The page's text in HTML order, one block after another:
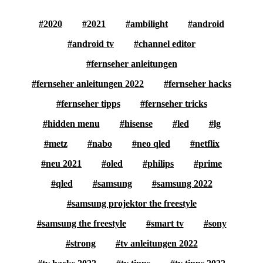
2020 2021 ambilight
android
android tv
channel editor
fernseher anleitungen
fernseher anleitungen 2022
fernseher hacks
fernseher tipps
fernseher tricks
hidden menu
hisense led
lg
metz
nabo neo qled
netflix
neu 2021
oled philips
prime
qled
samsung
samsung 2022
samsung projektor the freestyle
samsung the freestyle
smart tv
sony
strong
tv anleitungen 2022